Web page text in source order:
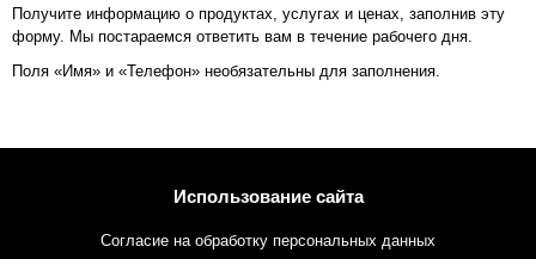
Получите информацию о продуктах, услугах и ценах, заполнив эту
форму. Мы постараемся ответить вам в течение рабочего дня.
Поля «Имя» и «Телефон» необязательны для заполнения.
Использование сайта
Согласие на обработку персональных данных